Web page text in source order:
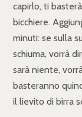
capirlo, ti
bicchiere.
minuti: se sulla
schiuma, vorrà
sarà niente,
basteranno
il lievito di birra